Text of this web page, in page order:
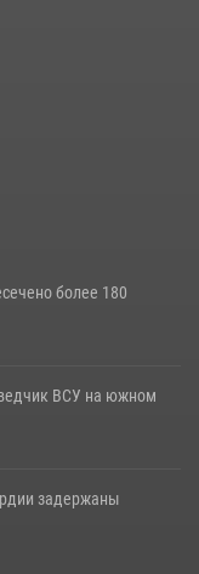
более 180
ВСУ на южном
задержаны